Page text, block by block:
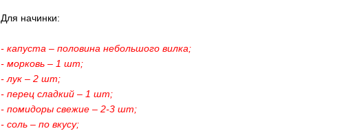
Для начинки:
- капуста – половина небольшого вилка;
- морковь – 1 шт;
- лук – 2 шт;
- перец сладкий – 1 шт;
- помидоры свежие – 2-3 шт;
- соль – по вкусу;